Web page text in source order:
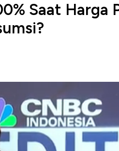
Saat Harga
Hari Raya (THR) tahun
menilai pembayaran
yang perlu diperhatikan